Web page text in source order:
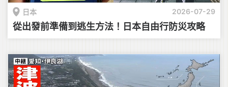
Search
for:日本 2026-07-29
從出發前準備到逃生方法！日本自由行防災攻略